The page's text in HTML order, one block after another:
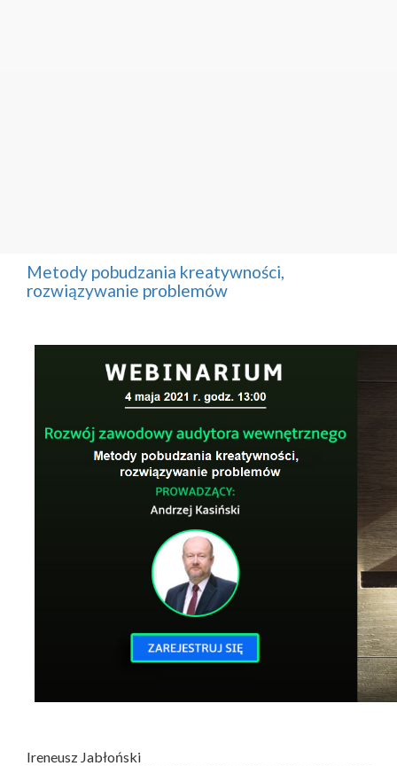
Metody pobudzania kreatywności,
rozwiązywanie problemów
Ireneusz Jabłoński